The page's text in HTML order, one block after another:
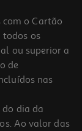
com o Cartão
todos os
ou superior a
de
nas
dia da
Ao valor das